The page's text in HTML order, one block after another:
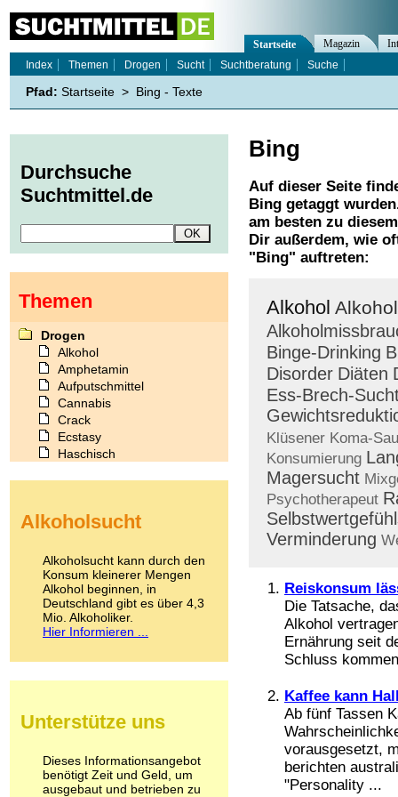
Bing
Auf dieser Seite
Bing getaggt
am besten zu
Dir außerdem, wie
" Bing" auftreten:
Alkohol
Binge-Drinking
Disorder Diäten
Ess-Brech-
Klüsener Koma-
Konsumierung
Magersucht
Psychotherapeut
Verminderung
Reiskonsum
Die Tatsache,
Alkohol
Ernährung seit
Schluss
Kaffee kann
Ab fünf Tassen
vorausgesetzt,
berichten
"Personality ...
Startseite Magazin
Index
Themen Drogen Sucht Suchtberatung Suche
Pfad: Startseite > Bing - Texte
Durchsuche
Suchtmittel.de
Themen
Drogen
Alkohol
Amphetamin
Aufputschmittel
Cannabis
Crack
Ecstasy
Haschisch
Kokain
LSD
Marihuana
Medikamente
Meskalin
Metamphetamin
Methadon
Pilze
Psychopharmaka
Schlafmittel
Schmerzmittel
Alkoholsucht
Alkoholsucht kann durch den
Konsum kleinerer Mengen
Alkohol beginnen, in
Deutschland gibt es über 4,3
Mio. Alkoholiker.
Hier Informieren ...
Unterstütze uns
Dieses Informationsangebot
benötigt Zeit und Geld, um
ausgebaut und betrieben zu